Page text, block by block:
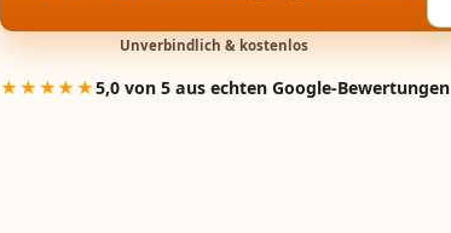
Unverbindlich & kostenlos
★★★★★5,0 von 5 aus echten Google-Bewertungen